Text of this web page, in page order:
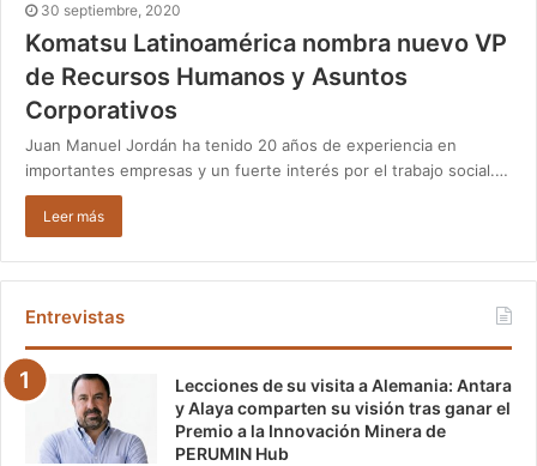
30 septiembre, 2020
Komatsu Latinoamérica nombra nuevo VP
de Recursos Humanos y Asuntos
Corporativos
Juan Manuel Jordán ha tenido 20 años de experiencia en
importantes empresas y un fuerte interés por el trabajo social.…
Leer más
Entrevistas
Lecciones de su visita a Alemania: Antara
y Alaya comparten su visión tras ganar el
Premio a la Innovación Minera de
PERUMIN Hub